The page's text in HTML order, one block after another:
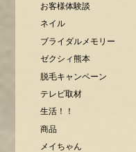
お客様体験談
ネイル
ブライダルメモリー
ゼクシィ熊本
脱毛キャンペーン
テレビ取材
生活！！
商品
メイちゃん